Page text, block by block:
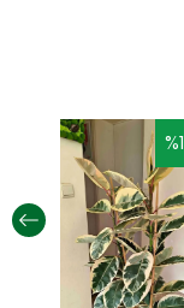
%